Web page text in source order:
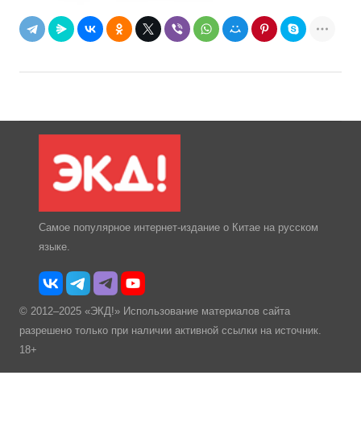
Самое популярное интернет-издание о Китае на русском
языке.
© 2012–2025 «ЭКД!» Использование материалов сайта
разрешено только при наличии активной ссылки на источник.
18+